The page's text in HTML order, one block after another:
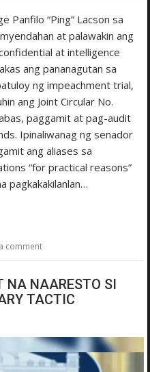
Panfilo “Ping” Lacson sa
at palawakin ang
at intelligence
ang pananagutan sa
ng impeachment trial,
ang Joint Circular No.
paggamit at pag-audit
Ipinaliwanag ng senador
ang aliases sa
“for practical reasons”
pagkakakilanlan…
comment
NA NAARESTO SI
TACTIC